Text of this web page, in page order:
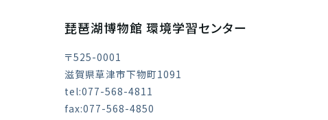
琵琶湖博物館 環境学習センター
〒525-0001
滋賀県草津市下物町1091
tel:077-568-4811
fax:077-568-4850